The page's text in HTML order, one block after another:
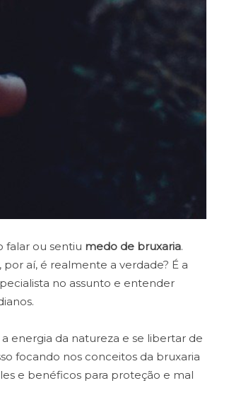
falar ou sentiu medo de bruxaria.
aí, é realmente a verdade? É a
no assunto e entender
energia da natureza e se libertar de
focando nos conceitos da bruxaria
e benéficos para proteção e mal